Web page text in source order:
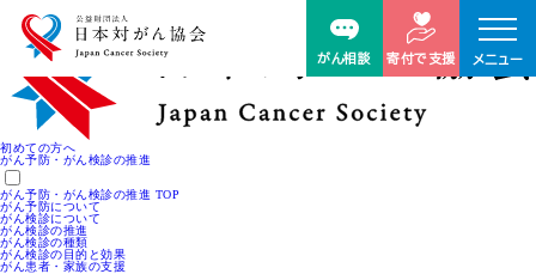
がん相談 寄付で支援 メニュー
初めての方へ
がん予防・がん検診の推進
がん予防・がん検診の推進 TOP
がん予防について
がん検診について
がん検診の推進
がん検診の種類
がん検診の目的と効果
がん患者・家族の支援